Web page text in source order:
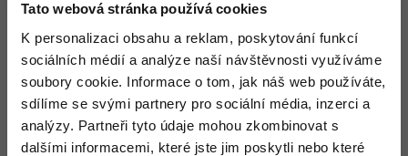
Tato webová stránka používá cookies
K personalizaci obsahu a reklam, poskytování funkcí
sociálních médií a analýze naší návštěvnosti využíváme
soubory cookie. Informace o tom, jak náš web používáte,
sdílíme se svými partnery pro sociální média, inzerci a
analýzy. Partneři tyto údaje mohou zkombinovat s
dalšími informacemi, které jste jim poskytli nebo které